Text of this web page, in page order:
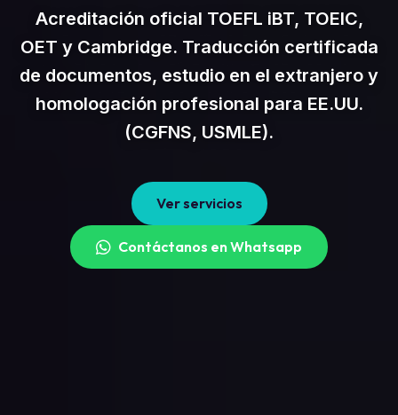
Acreditación oficial TOEFL iBT, TOEIC,
OET y Cambridge. Traducción certificada
de documentos, estudio en el extranjero y
homologación profesional para EE.UU.
(CGFNS, USMLE).
Ver servicios
Contáctanos en Whatsapp